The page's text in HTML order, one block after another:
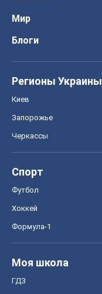
Мир
Блоги
Регионы Украины
Киев
Запорожье
Черкассы
Спорт
Футбол
Хоккей
Формула-1
Моя школа
ГДЗ